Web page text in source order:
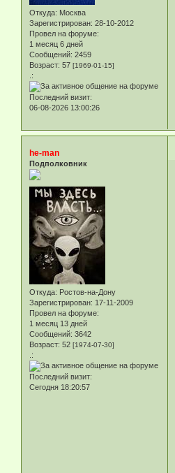
Откуда: Москва
Зарегистрирован: 28-10-2012
Провел на форуме:
1 месяц 6 дней
Сообщений: 2459
Возраст: 57 [1969-01-15]
.:
Последний визит:
06-08-2026 13:00:26
he-man
Подполковник
Откуда: Ростов-на-Дону
Зарегистрирован: 17-11-2009
Провел на форуме:
1 месяц 13 дней
Сообщений: 3642
Возраст: 52 [1974-07-30]
.:
Последний визит:
Сегодня 18:20:57